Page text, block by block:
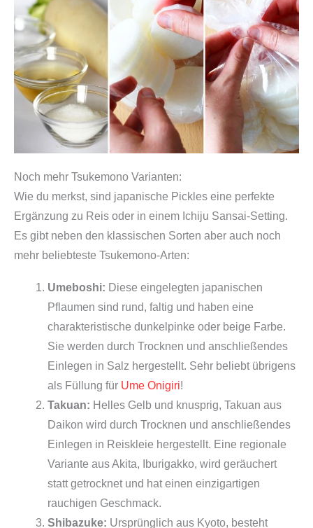
Noch mehr Tsukemono Varianten:
Wie du merkst, sind japanische Pickles eine perfekte
Ergänzung zu Reis oder in einem Ichiju Sansai-Setting.
Es gibt neben den klassischen Sorten aber auch noch
mehr beliebteste Tsukemono-Arten:
Umeboshi: Diese eingelegten japanischen
Pflaumen sind rund, faltig und haben eine
charakteristische dunkelpinke oder beige Farbe.
Sie werden durch Trocknen und anschließendes
Einlegen in Salz hergestellt. Sehr beliebt übrigens
als Füllung für Ume Onigiri!
Takuan: Helles Gelb und knusprig, Takuan aus
Daikon wird durch Trocknen und anschließendes
Einlegen in Reiskleie hergestellt. Eine regionale
Variante aus Akita, Iburigakko, wird geräuchert
statt getrocknet und hat einen einzigartigen
rauchigen Geschmack.
Shibazuke: Ursprünglich aus Kyoto, besteht